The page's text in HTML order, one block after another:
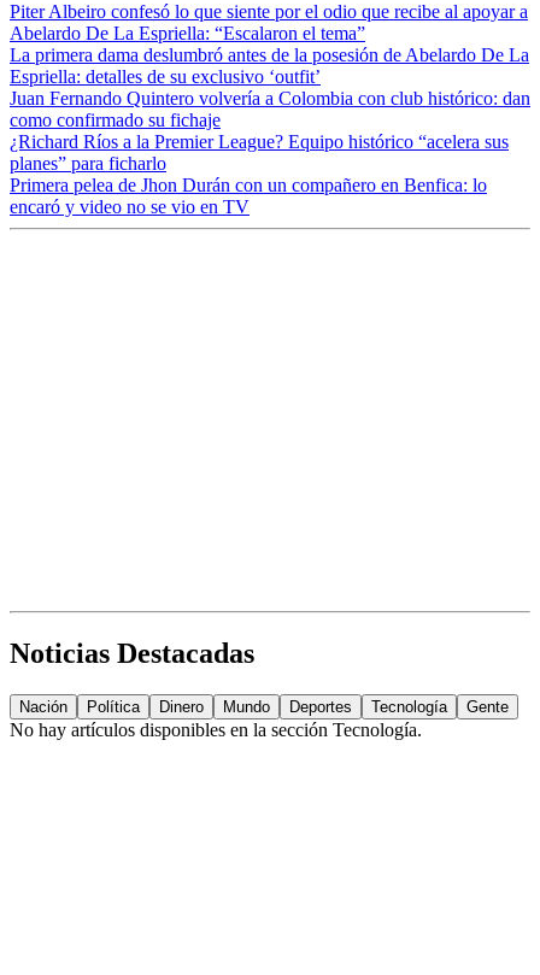
Piter Albeiro confesó lo que siente por el odio que recibe al apoyar a
Abelardo De La Espriella: “Escalaron el tema”
La primera dama deslumbró antes de la posesión de Abelardo De La
Espriella: detalles de su exclusivo ‘outfit’
Juan Fernando Quintero volvería a Colombia con club histórico: dan
como confirmado su fichaje
¿Richard Ríos a la Premier League? Equipo histórico “acelera sus
planes” para ficharlo
Primera pelea de Jhon Durán con un compañero en Benfica: lo
encaró y video no se vio en TV
Noticias Destacadas
Nación Política Dinero Mundo Deportes Tecnología Gente
No hay artículos disponibles en la sección Tecnología.